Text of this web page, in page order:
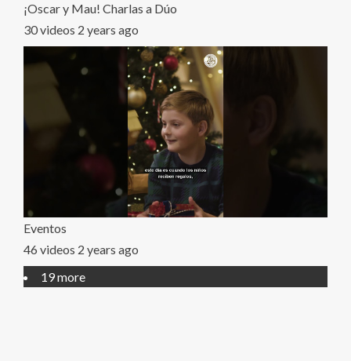
¡Oscar y Mau! Charlas a Dúo
30 videos 2 years ago
Eventos
46 videos 2 years ago
19 more